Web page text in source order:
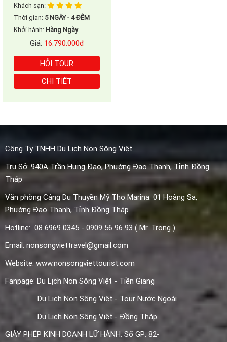
Khách sạn:
Thời gian: 5 NGÀY - 4 ĐÊM
Khởi hành: Hàng Ngày
Giá: 16.790.000đ
HỎI TOUR
CHI TIẾT
Công Ty TNHH Du Lịch Non Sông Việt
Trụ Sở: 940A Trần Hưng Đạo, Phường Đạo Thạnh, Tỉnh Đồng
Tháp
Văn phòng Cảng Du Thuyền Mỹ Tho Marina: 01 Hoàng Sa,
Phường Đạo Thạnh, Tỉnh Đồng Tháp
Hotline: 08 6969 0345 - 0909 56 96 93 ( Mr. Trọng )
Email: nonsongviettravel@gmail.com
Website: www.nonsongviettourist.com
Fanpage: Du Lịch Non Sông Việt - Tiền Giang
Du Lịch Non Sông Việt - Tour Nước Ngoài
Du Lịch Non Sông Việt - Đồng Tháp
GIẤY PHÉP KINH DOANH LỮ HÀNH: Số GP: 82-